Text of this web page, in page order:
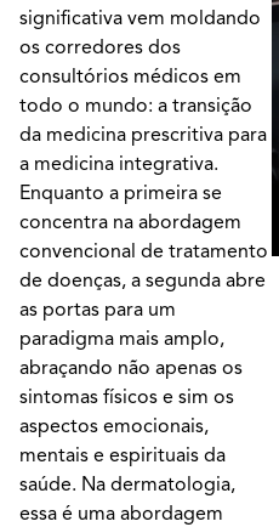
significativa vem moldando
os corredores dos
consultórios médicos em
todo o mundo: a transição
da medicina prescritiva para
a medicina integrativa.
Enquanto a primeira se
concentra na abordagem
convencional de tratamento
de doenças, a segunda abre
as portas para um
paradigma mais amplo,
abraçando não apenas os
sintomas físicos e sim os
aspectos emocionais,
mentais e espirituais da
saúde. Na dermatologia,
essa é uma abordagem